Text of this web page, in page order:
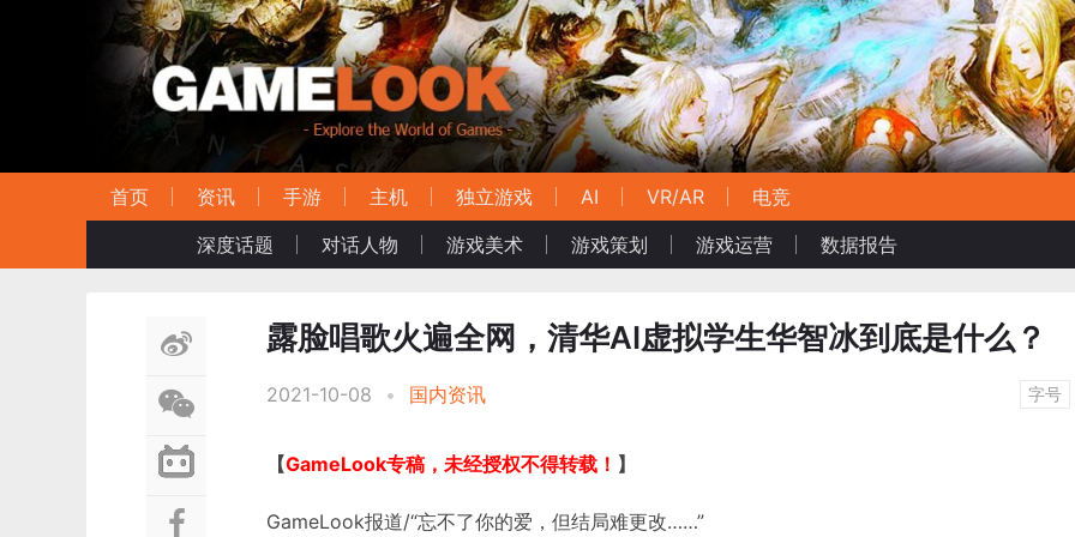
首页 资讯 手游 主机 独立游戏 AI VR/AR
电竞
深度话题
对话人物 游戏美术 游戏策划 游戏运营 数据报告
露脸唱歌火遍全网，清华AI虚拟学生华智冰到底是什么？
2021-10-08 • 国内资讯 字号
【GameLook专稿，未经授权不得转载！ 】
GameLook报道/“忘不了你的爱，但结局难更改……”